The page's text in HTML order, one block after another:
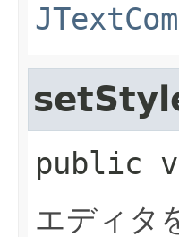
public
エディタ